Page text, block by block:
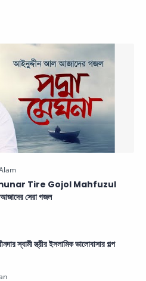
Tire Gojol Mahfuzul
সেরা গজল
স্ত্রীর ইসলামিক ভালোবাসার গল্প